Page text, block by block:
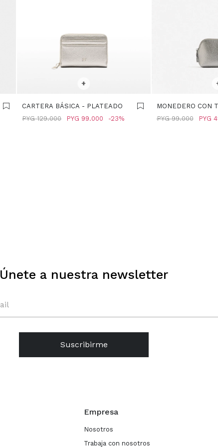
+
CARTERA BÁSICA - PLATEADO
PYG 99.000
PYG 129.000 23
MONEDERO CON
PLATEADO
PYG
PYG 99.000
Empresa
Nosotros
Trabaja con nosotros
Únete a nuestra newsletter
Suscribirme